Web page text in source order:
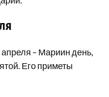
– Мариин день,
Его приметы